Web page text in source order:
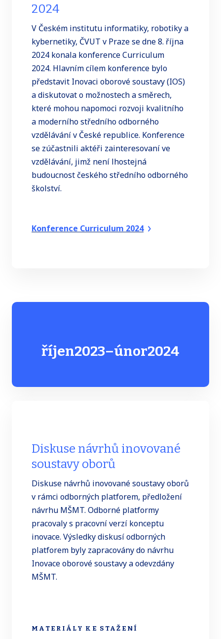
2024
V Českém institutu informatiky, robotiky a
kybernetiky, ČVUT v Praze se dne 8. října
2024 konala konference Curriculum
2024. Hlavním cílem konference bylo
představit Inovaci oborové soustavy (IOS)
a diskutovat o možnostech a směrech,
které mohou napomoci rozvoji kvalitního
a moderního středního odborného
vzdělávání v České republice. Konference
se zúčastnili aktéři zainteresovaní ve
vzdělávání, jimž není lhostejná
budoucnost českého středního odborného
školství.
Konference Curriculum 2024
říjen2023–únor2024
Diskuse návrhů inovované
soustavy oborů
Diskuse návrhů inovované soustavy oborů
v rámci odborných platforem, předložení
návrhu MŠMT. Odborné platformy
pracovaly s pracovní verzí konceptu
inovace. Výsledky diskusí odborných
platforem byly zapracovány do návrhu
Inovace oborové soustavy a odevzdány
MŠMT.
MATERIÁLY KE STAŽENÍ